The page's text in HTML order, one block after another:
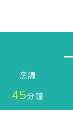
烹調
45分鐘